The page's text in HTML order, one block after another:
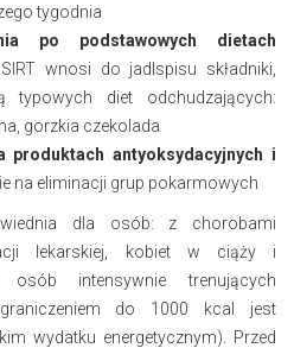
tygodnia
po podstawowych dietach
wnosi do jadlspisu składniki,
diet odchudzających:
gorzkia czekolada
produktach antyoksydacyjnych i
na eliminacji grup pokarmowych
dla osób: z chorobami
lekarskiej, kobiet w ciąży i
intensywnie trenujących
do 1000 kcal jest
wydatku energetycznym). Przed